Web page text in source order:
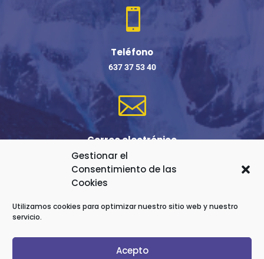
Gestionar el
Consentimiento de las
Cookies
Utilizamos cookies para optimizar nuestro sitio web y nuestro
servicio.
Acepto

Teléfono
637 37 53 40

Correo electrónico
robertosamadhy@gmail.com